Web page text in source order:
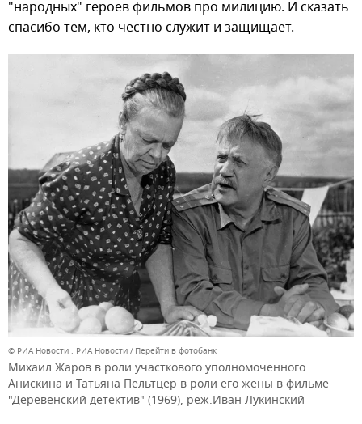
"народных" героев фильмов про милицию. И сказать
спасибо тем, кто честно служит и защищает.
© РИА Новости . РИА Новости Перейти в фотобанк
Михаил Жаров в роли участкового уполномоченного
Анискина и Татьяна Пельтцер в роли его жены в фильме
"Деревенский детектив" (1969), реж.Иван Лукинский